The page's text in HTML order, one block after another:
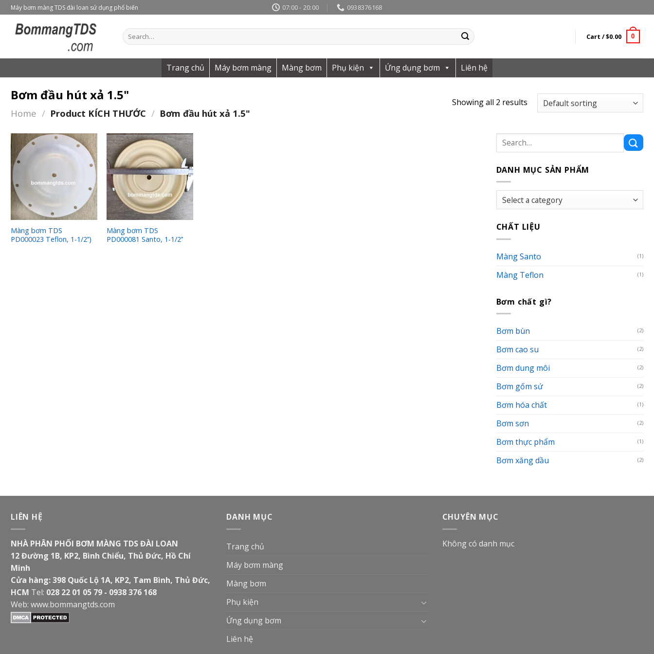
Skip
to
content
Máy bơm màng TDS đài loan sử dụng phổ biến 07:00 - 20:00 0938376168
Search
for:
Cart /$0.00 0
Trang chủ Máy bơm màng Màng bơm Phụ kiện Ứng dụng bơm Liên hệ
Bơm đầu hút xả 1.5"
Home / Product KÍCH THƯỚC / Bơm đầu hút xả 1.5"
Showing all 2 results
Màng bơm TDS
PD000023 Teflon, 1-1/2’’)
Màng bơm TDS
PD000081 Santo, 1-1/2’’
Search
for:
DANH MỤC SẢN PHẨM
CHẤT LIỆU
Màng Santo (1)
Màng Teflon (1)
Bơm chất gì?
Bơm bùn (2)
Bơm cao su (2)
Bơm dung môi (2)
Bơm gốm sứ (2)
Bơm hóa chất (1)
Bơm sơn (2)
Bơm thực phẩm (1)
Bơm xăng dầu (2)
LIÊN HỆ
NHÀ PHÂN PHỐI BƠM MÀNG TDS ĐÀI LOAN
12 Đường 1B, KP2, Bình Chiểu, Thủ Đức, Hồ Chí
Minh
Cửa hàng: 398 Quốc Lộ 1A, KP2, Tam Bình, Thủ Đức,
HCM Tel: 028 22 01 05 79 - 0938 376 168
Web: www.bommangtds.com
DANH MỤC
Trang chủ
Máy bơm màng
Màng bơm
Phụ kiện
Ứng dụng bơm
Liên hệ
CHUYÊN MỤC
Không có danh mục